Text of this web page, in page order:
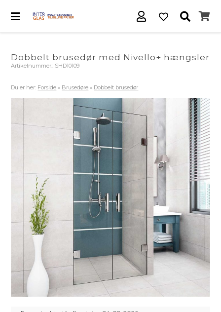
Dobbelt brusedør med Nivello+ hængsler
Artikelnummer.: SHD10109
Du er her: Forside » Brusedøre » Dobbelt brusedør